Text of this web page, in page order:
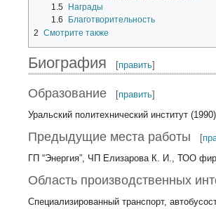
1.5
Награды
1.6
Благотворительность
2 Смотрите также
Биография [править]
Образование [править]
Уральский политехнический институт
Предыдущие места работы [
ГП “Энергия”, ЧП Елизарова К. И., ТОО
Область производственных
Специализированный транспорт,